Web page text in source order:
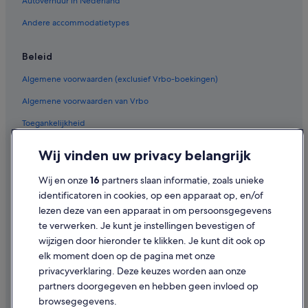
Hotels in de buurt van Winkelcentrum Renaissance
Cottages in Willemstad
Particuliere vakantiehuizen in Willemstad
Hotelresorts in Willemstad
Pensions in Willemstad
Appartementen in Willemstad
Aparthotels in Willemstad
Hotels met restaurant in Punda
Hotels met sauna in Willemstad
Luxe in Willemstad
Strand in Willemstad
Hotels met restaurant in Willemstad
Andere accommodatietypes
Beleid
Algemene voorwaarden (exclusief Vrbo-boekingen)
Algemene voorwaarden van Vrbo
Toegankelijkheid
Gebruiksvoorwaarden
Juridische informatie/Contact
Inhoudsrichtlijnen en inhoud rapporteren
Hulp
Contact
Wij vinden uw privacy belangrijk
Wij en onze16 partners slaan informatie, zoals unieke
identificatoren in cookies, op een apparaat op, en/of
lezen deze van een apparaat in om persoonsgegevens
te verwerken. Je kunt je instellingen bevestigen of
wijzigen door hieronder te klikken. Je kunt dit ook op
elk moment doen op de pagina met onze
privacyverklaring. Deze keuzes worden aan onze
partners doorgegeven en hebben geen invloed op
browsegegevens.